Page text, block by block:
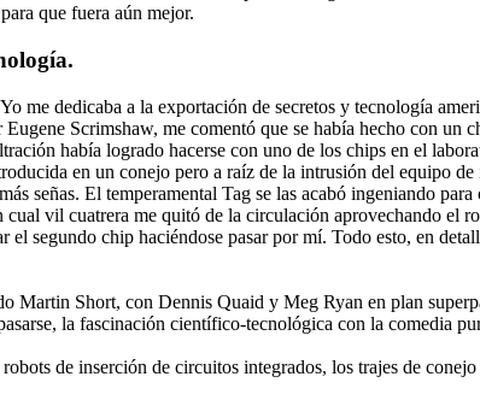
que fuera aún mejor.
dedicaba a la exportación de secretos y tecnología
Scrimshaw, me comentó que se había hecho con un
había logrado hacerse con uno de los chips en el
en un conejo pero a raíz de la intrusión del equipo
señas. El temperamental Tag se las acabó ingeniando
vil cuatrera me quitó de la circulación aprovechando el
segundo chip haciéndose pasar por mí. Todo esto, en
Short, con Dennis Quaid y Meg Ryan en plan
la fascinación científico-tecnológica con la comedia
de inserción de circuitos integrados, los trajes de